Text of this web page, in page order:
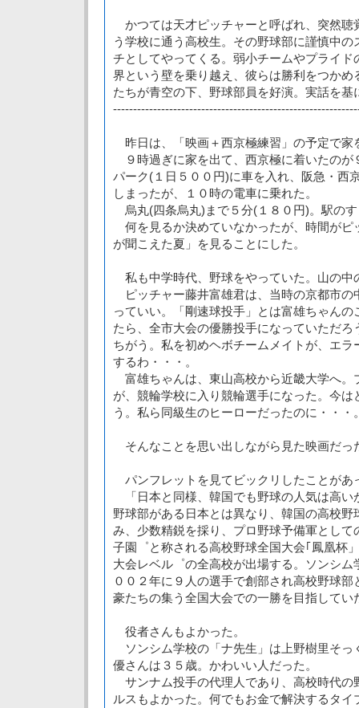
かつては天才ピッチャーと呼ばれ、突然聴
う学校に通う高校生。その野球部に謹慎中
チとしてやってくる。弱小チームやプライド
界という壁を乗り越え、彼らは勝利をつか
たちが青空の下、野球部員を好演。実話を
昨日は、「映画＋西京極練習」の予定で家
９時過ぎに家を出て、西京極に着いたのが
パーク(１日５００円)に車を入れ、阪急・西
しまったが、１０時の電車に乗れた。
烏丸(四条烏丸)まで５分(１８０円)。駅の
何を見るか決めていなかったが、時間がピ
が聞こえた夏」を見ることにした。
私も中学時代、野球をやっていた。山の中
ピッチャー藤井富雄君は、当時の京都市の
っていい。「剛速球投手」とは富雄ちゃん
たら、全市大会の優勝投手になっていただ
ちがう。私を初めヘボチームメイトが、エ
するわ・・・。
富雄ちゃんは、東山高校から近畿大学へ。
が、競輪学校に入り競輪選手になった。今
う。私ら同級生のヒーローだったのに・・・
そんなことを思い出しながら見た映画だっ
パンフレットを見てビックリしたことがあ
「日本と同様、韓国でも野球の人気は高い
野球部がある日本とは異なり、韓国の高校
み、少数精鋭を採り、プロ野球予備軍として
子園゜と称される高校野球全国大会｢鳳凰杯
大会レベル゜の全高校が出場する。ソンシ
００２年に９人の選手で創部され高校野球
豪たちの集う全国大会での一勝を目指してい
役者さんもよかった。
ソンシム学校の「ナ先生」は上野樹里そっ
優さんは３５歳。かわいい人だった。
サンナム投手の代理人であり、高校時代の
ルスもよかった。何でもお金で解決するタ